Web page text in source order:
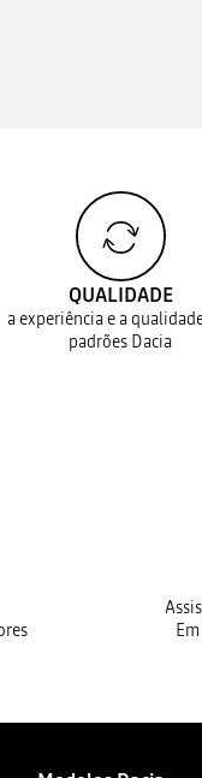
QUALIDADE
a experiência e a
padrões Dacia